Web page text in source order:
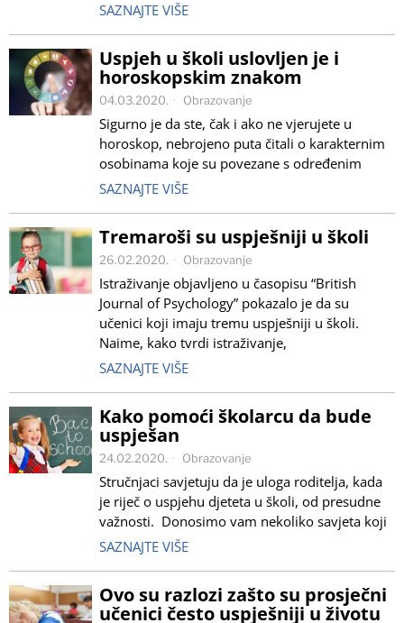
SAZNAJTE VIŠE
Uspjeh u školi uslovljen je i
horoskopskim znakom
04.03.2020. Obrazovanje
Sigurno je da ste, čak i ako ne vjerujete u
horoskop, nebrojeno puta čitali o karakternim
osobinama koje su povezane s određenim
SAZNAJTE VIŠE
Tremaroši su uspješniji u školi
26.02.2020. Obrazovanje
Istraživanje objavljeno u časopisu “British
Journal of Psychology” pokazalo je da su
učenici koji imaju tremu uspješniji u školi.
Naime, kako tvrdi istraživanje,
SAZNAJTE VIŠE
Kako pomoći školarcu da bude
uspješan
24.02.2020. Obrazovanje
Stručnjaci savjetuju da je uloga roditelja, kada
je riječ o uspjehu djeteta u školi, od presudne
važnosti. Donosimo vam nekoliko savjeta koji
SAZNAJTE VIŠE
Ovo su razlozi zašto su prosječni
učenici često uspješniji u životu